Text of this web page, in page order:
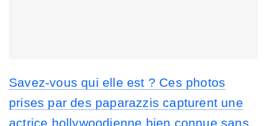
Savez-vous qui elle est ? Ces photos
prises par des paparazzis capturent une
actrice hollywoodienne bien connue sans